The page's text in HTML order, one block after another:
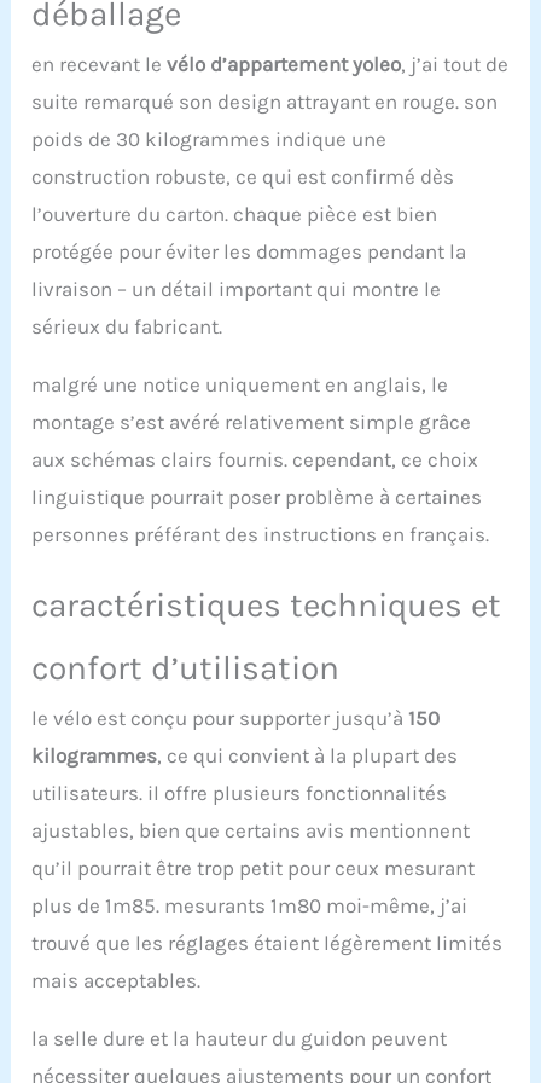
renforcer les muscles
supérieurs et à améliorer
l'entraînement du corps
【Système de résistance
magnétique silencieux】
Cette vélo d'appartement
offre plusieurs options
de poids réglables. Nous
utilisons un volant
magnétique silencieux et
avec les autres dans la
maison et ne provoque
pas de bruits
inhabituels. 16 niveaux
de réglage de la
résistance magnétique
【Structure robuste du
matériau】 Cet ergomètre
pliable pour vélo est
fabriqué en acier épais et
robuste en acier combiné
à la théorie de l'équilibre
un vélo d'appartement
stable avec une capacité
kg 【Design Pliable et
Facile à Déplacer】 le
design pliable permet
d'économiser 80%
de votre maison,
appartement ou salle de
déballage
en recevant levélo d’appartement yoleo, j’ai tout de
suite remarqué son design attrayant en rouge. son
poids de 30 kilogrammes indique une
construction robuste, ce qui est confirmé dès
l’ouverture du carton. chaque pièce est bien
protégée pour éviter les dommages pendant la
livraison – un détail important qui montre le
sérieux du fabricant.
malgré une notice uniquement en anglais, le
montage s’est avéré relativement simple grâce
aux schémas clairs fournis. cependant, ce choix
linguistique pourrait poser problème à certaines
personnes préférant des instructions en français.
caractéristiques techniques et
confort d’utilisation
le vélo est conçu pour supporter jusqu’à150
kilogrammes, ce qui convient à la plupart des
utilisateurs. il offre plusieurs fonctionnalités
ajustables, bien que certains avis mentionnent
qu’il pourrait être trop petit pour ceux mesurant
plus de 1m85. mesurants 1m80 moi-même, j’ai
trouvé que les réglages étaient légèrement limités
mais acceptables.
la selle dure et la hauteur du guidon peuvent
nécessiter quelques ajustements pour un confort